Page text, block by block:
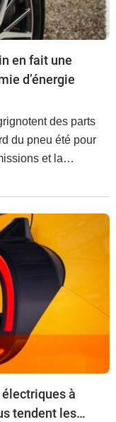
en fait une
d’énergie
des parts
du pneu été pour
et la
à
tendent les